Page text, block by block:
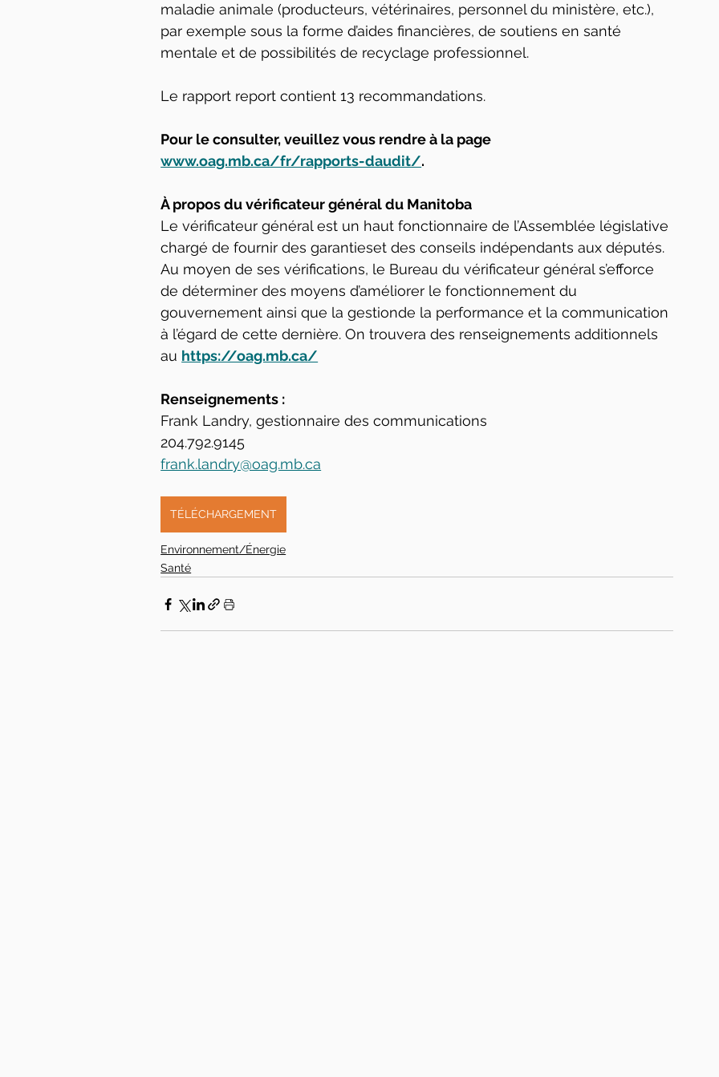
maladie animale (producteurs, vétérinaires, personnel du ministère, etc.),
par exemple sous la forme d’aides financières, de soutiens en santé
mentale et de possibilités de recyclage professionnel.
Le rapport report contient 13 recommandations.
Pour le consulter, veuillez vous rendre à la page
www.oag.mb.ca/fr/rapports-daudit/.
À propos du vérificateur général du Manitoba
Le vérificateur général est un haut fonctionnaire de l’Assemblée législative
chargé de fournir des garantieset des conseils indépendants aux députés.
Au moyen de ses vérifications, le Bureau du vérificateur général s’efforce
de déterminer des moyens d’améliorer le fonctionnement du
gouvernement ainsi que la gestionde la performance et la communication
à l’égard de cette dernière. On trouvera des renseignements additionnels
au https://oag.mb.ca/
Renseignements :
Frank Landry, gestionnaire des communications
204.792.9145
frank.landry@oag.mb.ca
TÉLÉCHARGEMENT
Environnement/Énergie
Santé